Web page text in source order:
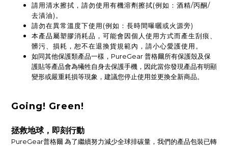
請用清水擦拭，請勿使用有機溶劑擦拭(例如：酒精/丙酮/
去漬油)。
請勿在異常溫度下使用(例如：長時間曝曬或火源旁)
本產品屬塑膠消耗品，可能會因個人使用方式而產生刮痕、
髒污、損耗，恕不在退換貨規範內，請小心愛護使用。
如同其他保護類產品一樣，PureGear 普格爾所有保護殼及保
護貼等產品會為犧牲自身去保護手機，因此當你發現產品有明顯
變形或嚴重耗損等現象，建議您停止使用並更換全新商品。
Going! Green!
拯救地球，即刻行動
PureGear普格爾 為了繼續努力減少全球排碳量，我們的產品包裝已轉